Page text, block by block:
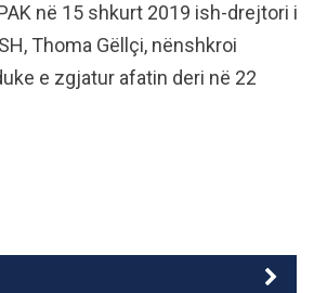
në 15 shkurt 2019 ish-drejtori i
Thoma Gëllçi, nënshkroi
e zgjatur afatin deri në 22